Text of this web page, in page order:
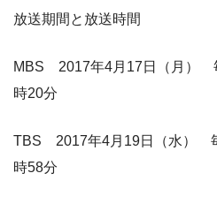
放送期間と放送時間
MBS 2017年4月17日（月）
時20分
TBS 2017年4月19日（水）
時58分